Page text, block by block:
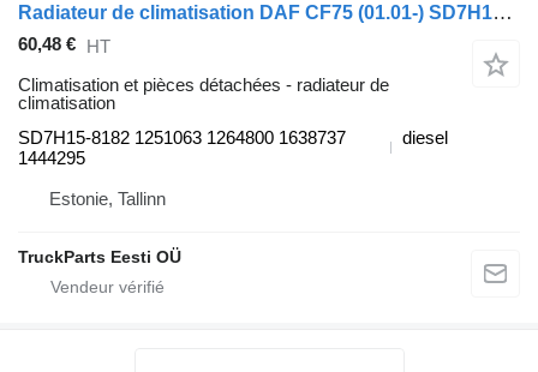
Radiateur de climatisation DAF CF75 (01.01-) SD7H15-8182 pour tracteur routier DAF LF45, LF55, LF180, CF65, CF75, CF85 (2001-)
60,48 € HT
Climatisation et pièces détachées - radiateur de
climatisation
SD7H15-8182 1251063 1264800 1638737
1444295
diesel
Estonie, Tallinn
TruckParts Eesti OÜ